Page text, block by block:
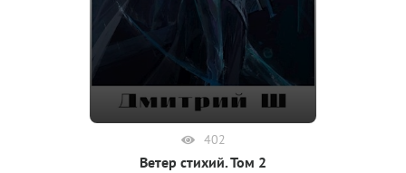
402
Ветер стихий. Том 2